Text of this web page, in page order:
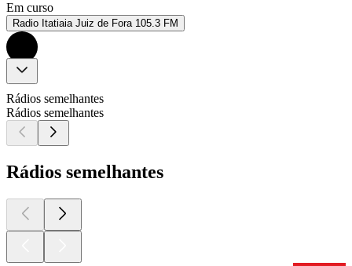
Em curso
Radio Itatiaia Juiz de Fora 105.3 FM
Rádios semelhantes
Rádios semelhantes
Rádios semelhantes